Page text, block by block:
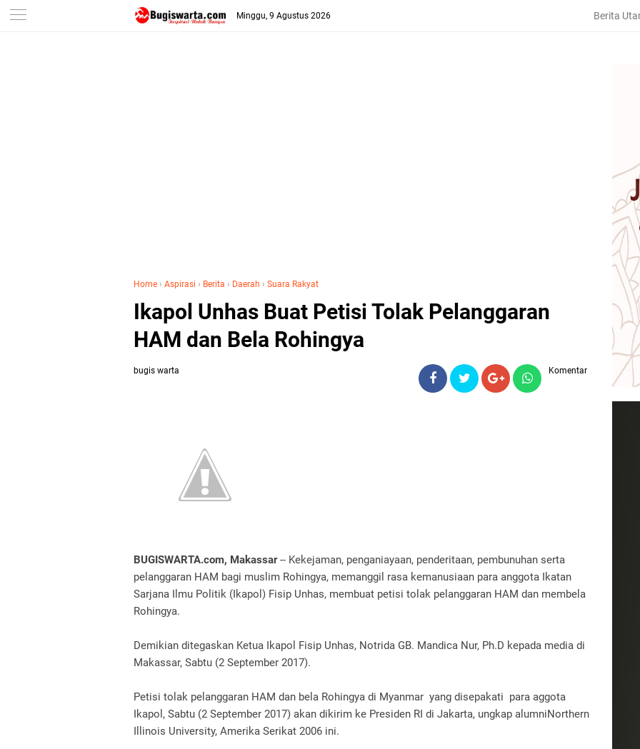
-->
Minggu, 9 Agustus 2026 Berita
Home › Aspirasi › Berita › Daerah › Suara Rakyat
Ikapol Unhas Buat Petisi Tolak Pelanggaran
HAM dan Bela Rohingya
bugis warta Komentar
BUGISWARTA.com, Makassar-- Kekejaman, penganiayaan, penderitaan, pembunuhan serta
pelanggaran HAM bagi muslim Rohingya, memanggil rasa kemanusiaan para anggota Ikatan
Sarjana Ilmu Politik (Ikapol) Fisip Unhas, membuat petisi tolak pelanggaran HAM dan membela
Rohingya.
Demikian ditegaskan Ketua Ikapol Fisip Unhas, Notrida GB. Mandica Nur, Ph.D kepada media di
Makassar, Sabtu (2 September 2017).
Petisi tolak pelanggaran HAM dan bela Rohingya di Myanmar yang disepakati para aggota
Ikapol, Sabtu (2 September 2017) akan dikirim ke Presiden RI di Jakarta, ungkap alumniNorthern
Illinois University, Amerika Serikat 2006 ini.